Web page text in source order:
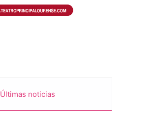
Últimas noticias